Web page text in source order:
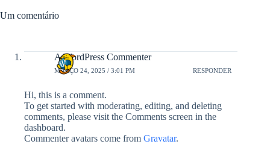
Um comentário
A WordPress Commenter
MARÇO 24, 2025 / 3:01 PM RESPONDER
Hi, this is a comment.
To get started with moderating, editing, and deleting
comments, please visit the Comments screen in the
dashboard.
Commenter avatars come from Gravatar.